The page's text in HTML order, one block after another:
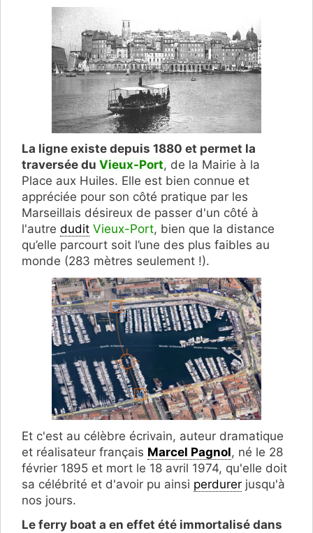
La ligne existe depuis 1880 et permet la
traversée du Vieux-Port, de la Mairie à la
Place aux Huiles. Elle est bien connue et
appréciée pour son côté pratique par les
Marseillais désireux de passer d'un côté à
l'autre dudit Vieux-Port, bien que la distance
qu’elle parcourt soit l’une des plus faibles au
monde (283 mètres seulement !).
Et c'est au célèbre écrivain, auteur dramatique
et réalisateur français Marcel Pagnol, né le 28
février 1895 et mort le 18 avril 1974, qu'elle doit
sa célébrité et d'avoir pu ainsi perdurer jusqu'à
nos jours.
Le ferry boat a en effet été immortalisé dans